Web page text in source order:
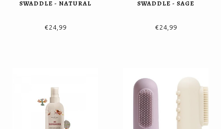
SWADDLE - NATURAL
€24,99
SWADDLE - SAGE
€24,99